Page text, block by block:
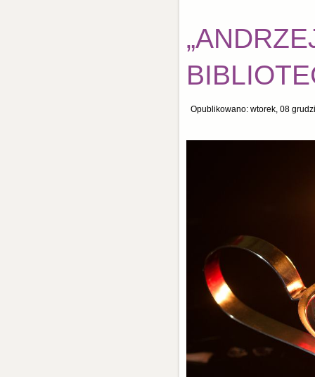
Opublikowano: wtorek, 08